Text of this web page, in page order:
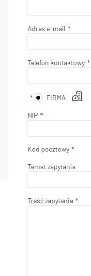
Adres e-mail
Telefon kontaktowy
FIRMA
NIP
Kod pocztowy
Temat zapytania
Treść zapytania